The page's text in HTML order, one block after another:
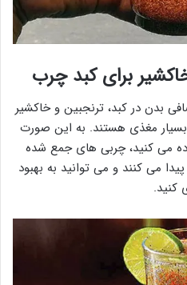
بدن در کبد، ترنجبین و خاکشیر
بسیار مغذی هستند. به این صورت
می کنید، چربی های جمع شده
می کنند و می توانید به بهبود
کنید.